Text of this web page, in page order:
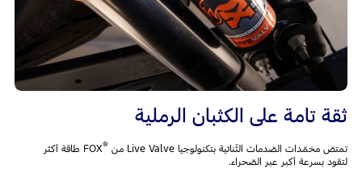
ثقة تامة على الكثبان الرملية
تمتصّ مخمّدات الصّدمات الثّنائية بتكنولوجيا Live Valve من ®
FOX طاقة أكثر
لتقود بسرعة أكبر عبر الصّحراء.